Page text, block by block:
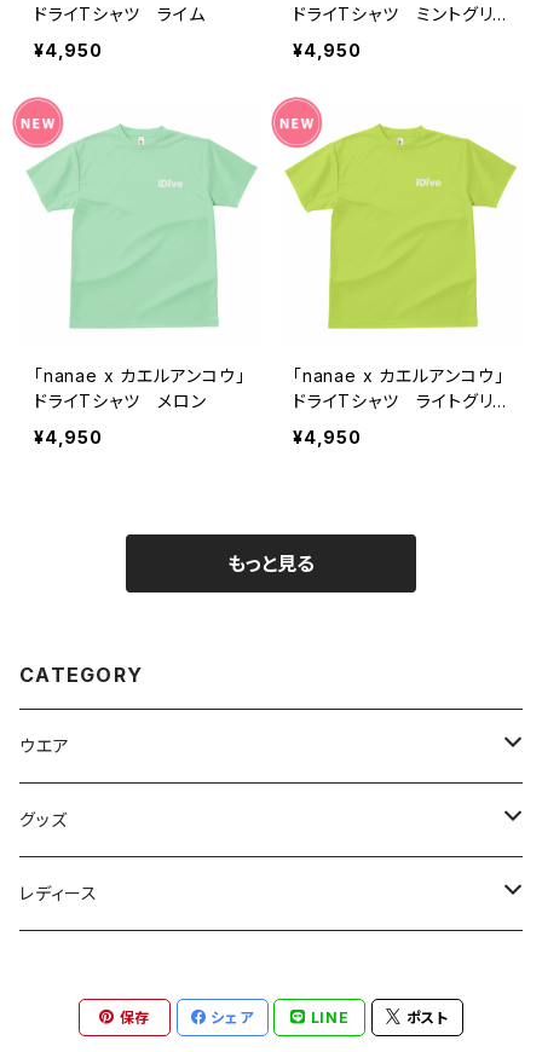
ドライTシャツ ライム
¥4,950
ドライTシャツ ミントグリ
ーン
¥4,950
「nanae x カエルアンコウ」
ドライTシャツ メロン
¥4,950
「nanae x カエルアンコウ」
ドライTシャツ ライトグリ
ーン
¥4,950
もっと見る
CATEGORY
ウエア
ドライTシャツ
Yes,I dive.
nanae x カエルアンコウ
コットンTシャツ
ファンキーロゴ
Yes,I dive.
コットン長袖Tシャツ
グッズ
バッグ
コットンツイルローキャップ
レディース
青に溶ける
Tシャツ
保存 シェア LINE ポスト